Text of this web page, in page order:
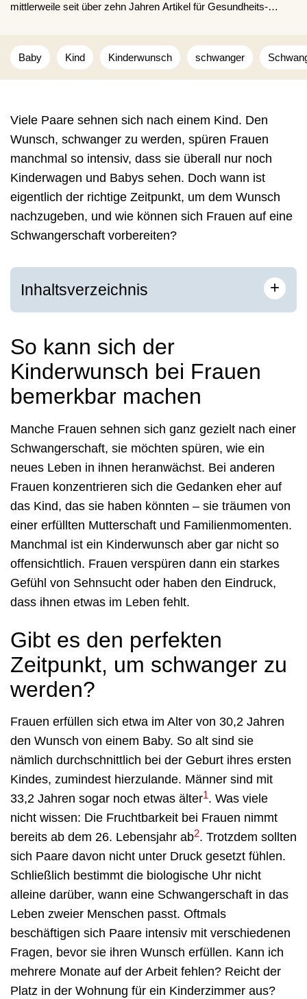
mittlerweile seit über zehn Jahren Artikel für Gesundheits­
Dabei gibt Jennifer Ann Steinort Lesenden gerne Tipps für ihren
Alltag und zeigt, wie faszinierend der menschliche Körper ist.
Baby Kind Kinderwunsch schwanger
Viele Paare sehnen sich nach einem Kind. Den
Wunsch, schwanger zu werden, spüren Frauen
manchmal so intensiv, dass sie überall nur noch
Kinderwagen und Babys sehen. Doch wann ist
eigentlich der richtige Zeitpunkt, um dem Wunsch
nachzugeben, und wie können sich Frauen auf eine
Schwangerschaft vorbereiten?
Inhaltsverzeichnis +
So kann sich der
Kinderwunsch bei Frauen
bemerkbar machen
Manche Frauen sehnen sich ganz gezielt nach einer
Schwangerschaft, sie möchten spüren, wie ein
neues Leben in ihnen heranwächst. Bei anderen
Frauen konzentrieren sich die Gedanken eher auf
das Kind, das sie haben könnten – sie träumen von
einer erfüllten Mutterschaft und Familienmomenten.
Manchmal ist ein Kinderwunsch aber gar nicht so
offensichtlich. Frauen verspüren dann ein starkes
Gefühl von Sehnsucht oder haben den Eindruck,
dass ihnen etwas im Leben fehlt.
Gibt es den perfekten
Zeitpunkt, um schwanger zu
werden?
Frauen erfüllen sich etwa im Alter von 30,2 Jahren
den Wunsch von einem Baby. So alt sind sie
nämlich durchschnittlich bei der Geburt ihres ersten
Kindes, zumindest hierzulande. Männer sind mit
33,2 Jahren sogar noch etwas älter1. Was viele
nicht wissen: Die Fruchtbarkeit bei Frauen nimmt
bereits ab dem 26. Lebensjahr ab2. Trotzdem sollten
sich Paare davon nicht unter Druck gesetzt fühlen.
Schließlich bestimmt die biologische Uhr nicht
alleine darüber, wann eine Schwangerschaft in das
Leben zweier Menschen passt. Oftmals
beschäftigen sich Paare intensiv mit verschiedenen
Fragen, bevor sie ihren Wunsch erfüllen. Kann ich
mehrere Monate auf der Arbeit fehlen? Reicht der
Platz in der Wohnung für ein Kinderzimmer aus?